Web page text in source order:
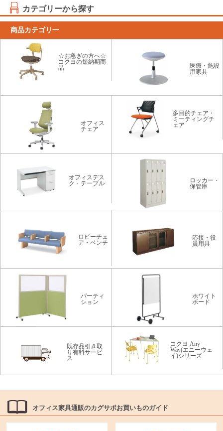
カテゴリーから探す
商品カテゴリ一
☆お急ぎの方へ☆
コクヨの短納期商
品
医療・施設
用家具
オフィス
チェア
多目的チェア・
ミーティングチ
ェア
オフィスデス
ク・テーブル
ロッカー・
保管庫
ロビーチェ
ア・ベンチ
応接・役
員用具
パーティ
ション
ホワイト
ボード
既存品引き取
り有料サービ
ス
コクヨ Any
Way(エニーウェ
イ)シリーズ
オフィス家具通販のカグサポお買いものガイド